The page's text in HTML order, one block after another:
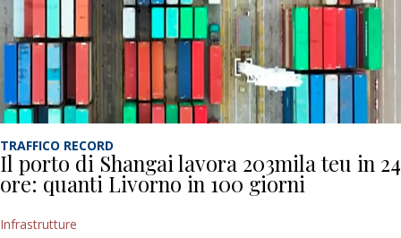
TRAFFICO RECORD
Il porto di Shangai lavora 203mila teu in 24
ore: quanti Livorno in 100 giorni
Infrastrutture